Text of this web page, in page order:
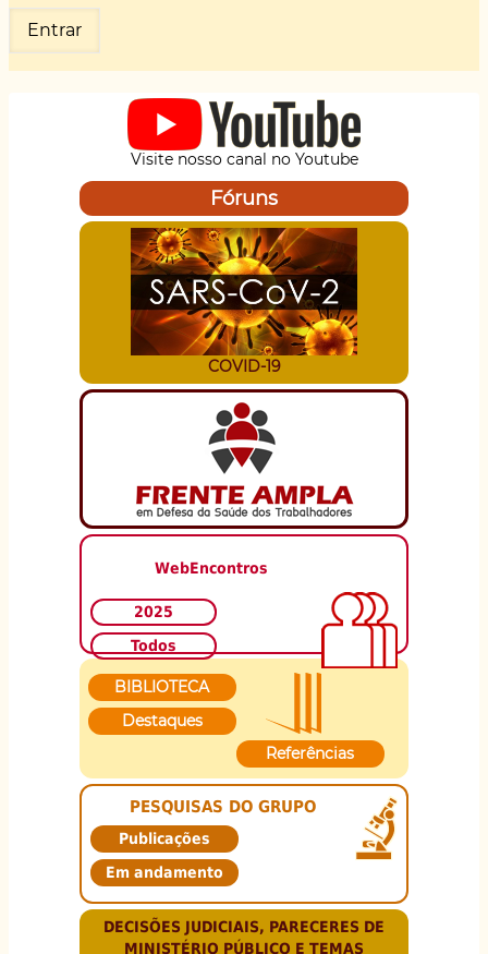
Visite nosso canal no Youtube
Fóruns
COVID-19
WebEncontros
2025
Todos
BIBLIOTECA
Destaques
Referências
PESQUISAS DO GRUPO
Publicações
Em andamento
DECISÕES JUDICIAIS, PARECERES DE
MINISTÉRIO PÚBLICO E TEMAS